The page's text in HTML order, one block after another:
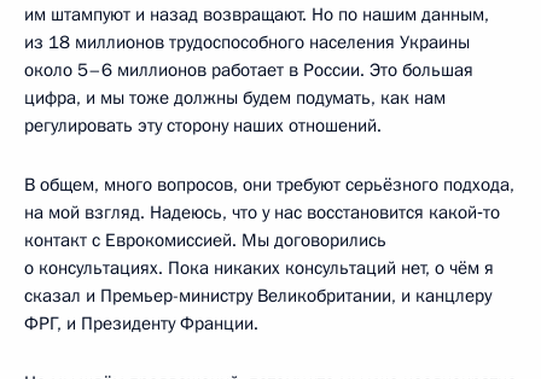
им штампуют и назад возвращают. Но по нашим данным,
из 18 миллионов трудоспособного населения Украины
около 5–6 миллионов работает в России. Это большая
цифра, и мы тоже должны будем подумать, как нам
регулировать эту сторону наших отношений.
В общем, много вопросов, они требуют серьёзного подхода,
на мой взгляд. Надеюсь, что у нас восстановится какой‑то
контакт с Еврокомиссией. Мы договорились
о консультациях. Пока никаких консультаций нет, о чём я
сказал и Премьер-министру Великобритании, и канцлеру
ФРГ, и Президенту Франции.